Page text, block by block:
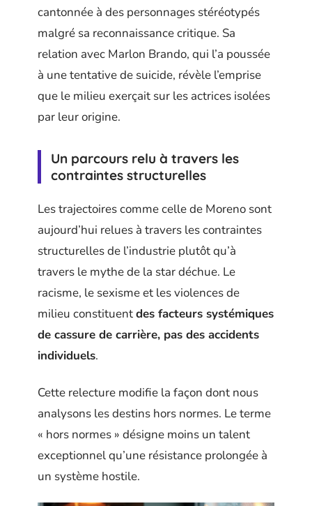
cantonnée à des personnages stéréotypés
malgré sa reconnaissance critique. Sa
relation avec Marlon Brando, qui l’a poussée
à une tentative de suicide, révèle l’emprise
que le milieu exerçait sur les actrices isolées
par leur origine.
Un parcours relu à travers les
contraintes structurelles
Les trajectoires comme celle de Moreno sont
aujourd’hui relues à travers les contraintes
structurelles de l’industrie plutôt qu’à
travers le mythe de la star déchue. Le
racisme, le sexisme et les violences de
milieu constituentdes facteurs systémiques
de cassure de carrière, pas des accidents
individuels.
Cette relecture modifie la façon dont nous
analysons les destins hors normes. Le terme
« hors normes » désigne moins un talent
exceptionnel qu’une résistance prolongée à
un système hostile.